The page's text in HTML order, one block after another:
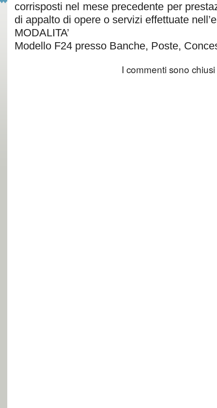
corrisposti nel mese precedente per
di appalto di opere o servizi effettuate
MODALITA’
Modello F24 presso Banche, Poste,
I commenti sono chiusi